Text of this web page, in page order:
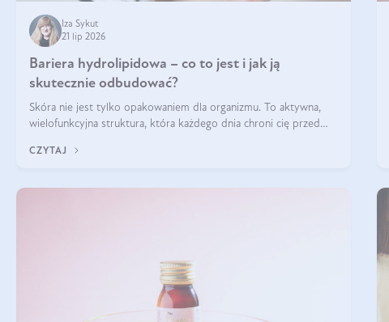
Iza Sykut
21 lip 2026
Bariera hydrolipidowa – co to jest i jak ją
skutecznie odbudować?
Skóra nie jest tylko opakowaniem dla organizmu. To aktywna,
wielofunkcyjna struktura, która każdego dnia chroni cię przed
środowiskowymi. Jednym z jej kluczowych elementów jest
CZYTAJ